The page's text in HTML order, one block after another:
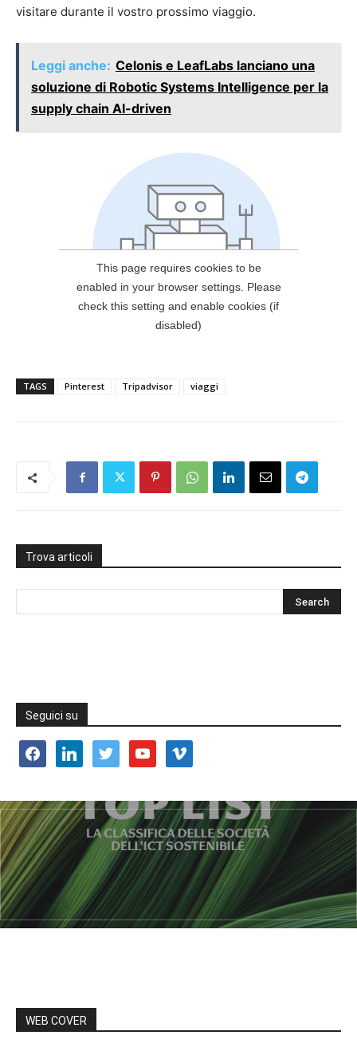
visitare durante il vostro prossimo viaggio.
Leggi anche: Celonis e LeafLabs lanciano una
soluzione di Robotic Systems Intelligence per la
supply chain AI-driven
TAGS Pinterest Tripadvisor viaggi
Trova articoli
Seguici su
facebooklinkedin twitter youtube vimeo
WEB COVER